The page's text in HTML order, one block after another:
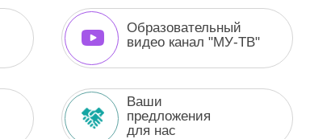
Образовательный
видео канал "МУ-ТВ"
Ваши
предложения
для нас